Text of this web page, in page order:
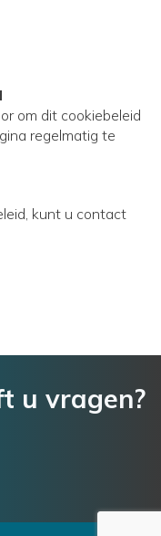
om dit cookiebeleid
regelmatig te
kunt u contact
u vragen?